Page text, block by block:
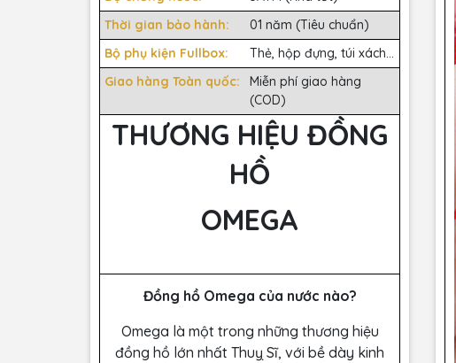
Thời gian bảo hành:
01 năm (Tiêu chuẩn)
Bộ phụ kiện Fullbox:
Thẻ, hộp đựng, túi xách...
Giao hàng Toàn quốc:
Miễn phí giao hàng
(COD)
THƯƠNG HIỆU ĐỒNG
HỒ
OMEGA
Đồng hồ Omega của nước nào?
Omega là một trong những thương hiệu
đồng hồ lớn nhất Thuỵ Sĩ, với bề dày kinh